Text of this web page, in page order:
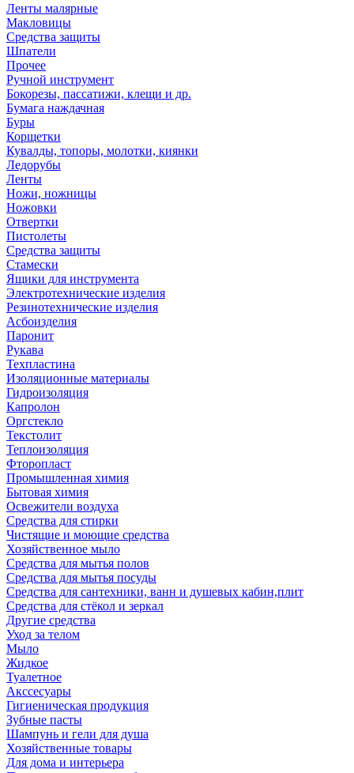
Ленты малярные
Макловицы
Средства защиты
Шпатели
Прочее
Ручной инструмент
Бокорезы, пассатижи, клещи и др.
Бумага наждачная
Буры
Корщетки
Кувалды, топоры, молотки, киянки
Ледорубы
Ленты
Ножи, ножницы
Ножовки
Отвертки
Пистолеты
Средства защиты
Стамески
Ящики для инструмента
Электротехнические изделия
Резинотехнические изделия
Асбоизделия
Паронит
Рукава
Техпластина
Изоляционные материалы
Гидроизоляция
Капролон
Оргстекло
Текстолит
Теплоизоляция
Фторопласт
Промышленная химия
Бытовая химия
Освежители воздуха
Средства для стирки
Чистящие и моющие средства
Хозяйственное мыло
Средства для мытья полов
Средства для мытья посуды
Средства для сантехники, ванн и душевых кабин,плит
Средства для стёкол и зеркал
Другие средства
Уход за телом
Мыло
Жидкое
Туалетное
Акссесуары
Гигиеническая продукция
Зубные пасты
Шампунь и гели для душа
Хозяйственные товары
Для дома и интерьера